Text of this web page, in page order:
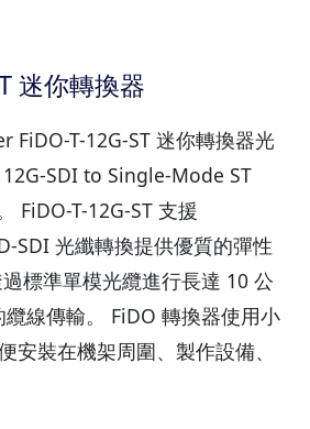
迷你轉換器
FiDO-T-12G-ST 迷你轉換器光
SDI to Single-Mode ST
FiDO-T-12G-ST 支援
SDI 光纖轉換提供優質的彈性
標準單模光纜進行長達 10 公
纜線傳輸。 FiDO 轉換器使用小
安裝在機架周圍、製作設備、